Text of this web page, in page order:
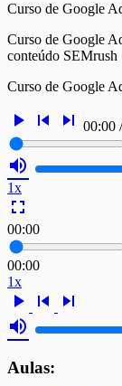
Curso de Google
Curso de Google
conteúdo SEMrush
Curso de Google
play_arrow skip_previous skip_next 00:00 /
volume_up
1x
fullscreen
00:00
00:00
1x
play_arrow skip_previous
skip_next
volume_up
Aulas: